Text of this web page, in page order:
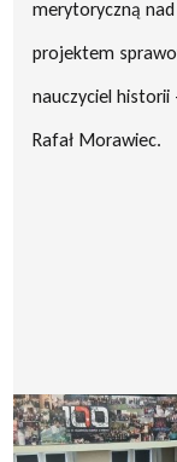
merytoryczną nad
projektem
nauczyciel historii
Rafał Morawiec.